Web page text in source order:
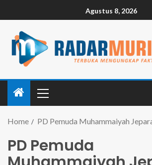
Agustus 8, 2026
Home PD Pemuda Muhammaiyah
PD Pemuda